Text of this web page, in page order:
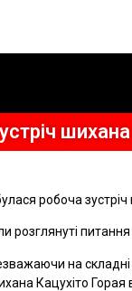
робоча
розглянуті
на складні
Кацухіто Горая